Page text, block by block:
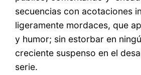
secuencias con acotaciones
ligeramente mordaces, que
y humor; sin estorbar en
creciente suspenso en el
serie.